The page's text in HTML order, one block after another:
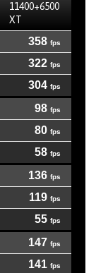
11400+6500
XT
358
322
304
98
80
58
136
119
55
147
141